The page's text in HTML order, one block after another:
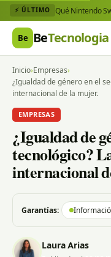
⚡ ÚLTIMO
Be BeTecnologia
Inicio›Empresas›
¿Igualdad de género en el
internacional de la mujer.
EMPRESAS
¿Igualdad de
tecnológico?
internacional
Garantías:
Laura Arias